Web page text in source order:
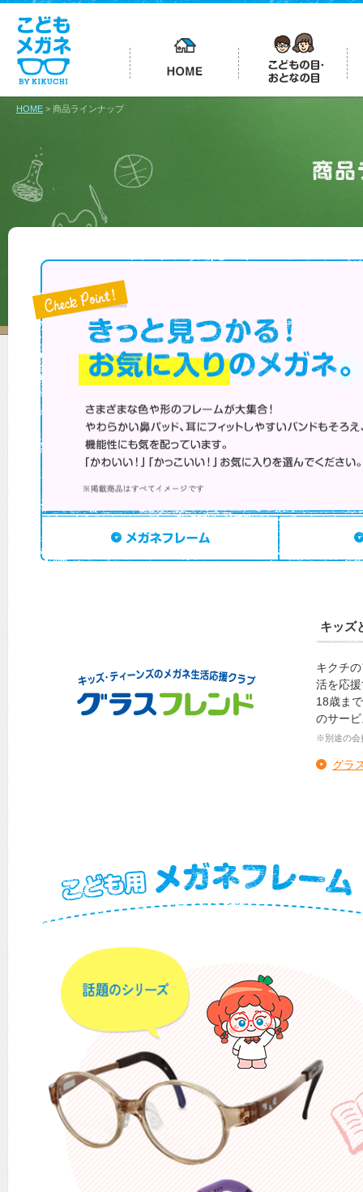
HOME > 商品ラインナップ
キッズ
キクチ
活を応
18歳ま
のサー
※別途の会
グラ